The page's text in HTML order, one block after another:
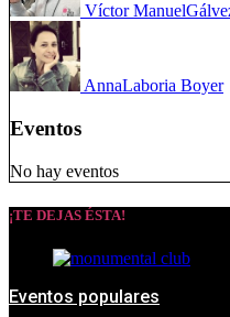
Víctor Manuel
AnnaLaboria Boyer
Eventos
No hay eventos
¡TE DEJAS ÉSTA!
Eventos populares